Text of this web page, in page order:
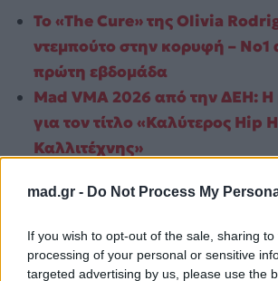
mad.gr - Do Not Process My
If you wish to opt-out of the sale, sharing
processing of your personal or sensitive
targeted advertising by us, please use the
To «The Cure» της Olivia
ντεμπούτο στην κορυφή – No1
πρώτη εβδομάδα
Mad VMA 2026 από την ΔΕΗ:
για τον τίτλο «Καλύτερος Hip
Καλλιτέχνης»
Για σχόλια, μηνύματα ή
Facebook, επικοινωνήστε μέσω
ακολουθήστε μας στοInstagram